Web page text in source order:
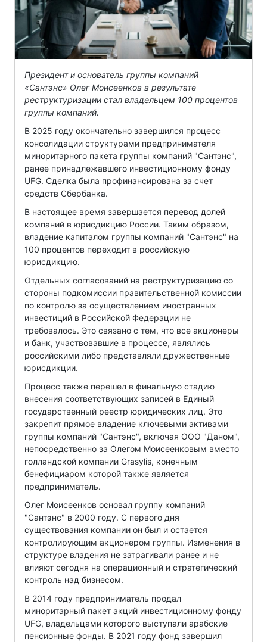
Президент и основатель группы компаний
«Сантэнс» Олег Моисеенков в результате
реструктуризации стал владельцем 100 процентов
группы компаний.
В 2025 году окончательно завершился процесс
консолидации структурами предпринимателя
миноритарного пакета группы компаний "Сантэнс",
ранее принадлежавшего инвестиционному фонду
UFG. Сделка была профинансирована за счет
средств Сбербанка.
В настоящее время завершается перевод долей
компаний в юрисдикцию России. Таким образом,
владение капиталом группы компаний "Сантэнс" на
100 процентов переходит в российскую
юрисдикцию.
Отдельных согласований на реструктуризацию со
стороны подкомиссии правительственной комиссии
по контролю за осуществлением иностранных
инвестиций в Российской Федерации не
требовалось. Это связано с тем, что все акционеры
и банк, участвовавшие в процессе, являлись
российскими либо представляли дружественные
юрисдикции.
Процесс также перешел в финальную стадию
внесения соответствующих записей в Единый
государственный реестр юридических лиц. Это
закрепит прямое владение ключевыми активами
группы компаний "Сантэнс", включая ООО "Даном",
непосредственно за Олегом Моисеенковым вместо
голландской компании Grasylis, конечным
бенефициаром которой также является
предприниматель.
Олег Моисеенков основал группу компаний
"Сантэнс" в 2000 году. С первого дня
существования компании он был и остается
контролирующим акционером группы. Изменения в
структуре владения не затрагивали ранее и не
влияют сегодня на операционный и стратегический
контроль над бизнесом.
В 2014 году предприниматель продал
миноритарный пакет акций инвестиционному фонду
UFG, владельцами которого выступали арабские
пенсионные фонды. В 2021 году фонд завершил